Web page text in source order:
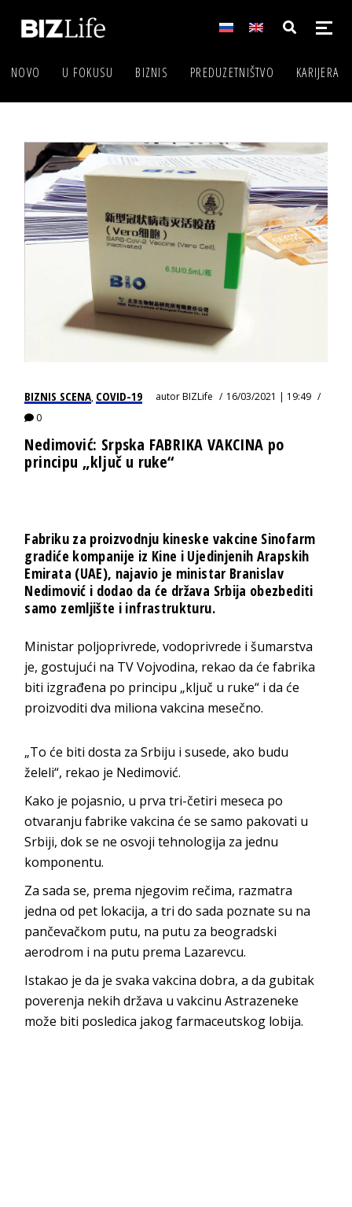
NOVO U FOKUSU BIZNIS PREDUZETNIŠTVO KARIJERA
BIZNIS SCENA, COVID-19 autorBIZLife
16/03/2021 | 19:49
0
Nedimović: Srpska FABRIKA VAKCINA po
principu „ključ u ruke“
Fabriku za proizvodnju kineske vakcine Sinofarm
gradiće kompanije iz Kine i Ujedinjenih Arapskih
Emirata (UAE), najavio je ministar Branislav
Nedimović i dodao da će država Srbija obezbediti
samo zemljište i infrastrukturu.
Ministar poljoprivrede, vodoprivrede i šumarstva
je, gostujući na TV Vojvodina, rekao da će fabrika
biti izgrađena po principu „ključ u ruke“ i da će
proizvoditi dva miliona vakcina mesečno.
„To će biti dosta za Srbiju i susede, ako budu
želeli“, rekao je Nedimović.
Kako je pojasnio, u prva tri-četiri meseca po
otvaranju fabrike vakcina će se samo pakovati u
Srbiji, dok se ne osvoji tehnologija za jednu
komponentu.
Za sada se, prema njegovim rečima, razmatra
jedna od pet lokacija, a tri do sada poznate su na
pančevačkom putu, na putu za beogradski
aerodrom i na putu prema Lazarevcu.
Istakao je da je svaka vakcina dobra, a da gubitak
poverenja nekih država u vakcinu Astrazeneke
može biti posledica jakog farmaceutskog lobija.